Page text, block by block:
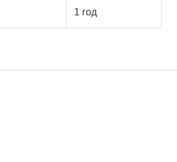
1 год